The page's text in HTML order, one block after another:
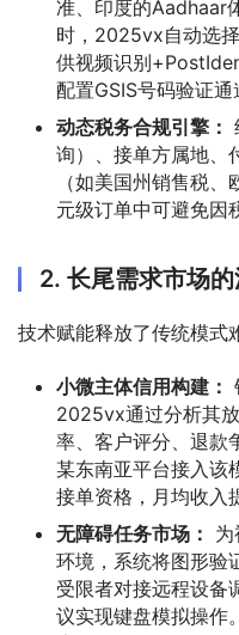
准、印度的Aadhaar
时，2025vx自动选
供视频识别
配置GSIS号码验证通
动态税务合规引擎：
询）、接单方属地、
（如美国州销售税
元级订单中可避免因
2. 长尾需求市场
技术赋能释放了传统模式
小微主体信用构建：
2025vx通过分析其
率、客户评分、退款
某东南亚平台接入该
接单资格，月均收入
无障碍任务市场：
环境，系统将图形验
受限者对接远程设
议实现键盘模拟操作